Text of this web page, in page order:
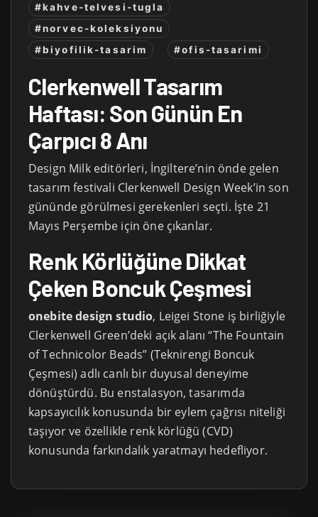
#kahve-telvesi-tugla
#norvec-koleksiyonu
#biyofilik-tasarim
#ofis-tasarimi
Clerkenwell Tasarım
Haftası: Son Günün En
Çarpıcı 8 Anı
Design Milk editörleri, İngiltere’nin önde gelen
tasarım festivali Clerkenwell Design Week’in son
gününde görülmesi gerekenleri seçti. İşte 21
Mayıs Perşembe için öne çıkanlar.
Renk Körlüğüne Dikkat
Çeken Boncuk Çeşmesi
onebite design studio, Leigei Stone iş birliğiyle
Clerkenwell Green’deki açık alanı “The Fountain
of Technicolor Beads” (Teknirengi Boncuk
Çeşmesi) adlı canlı bir duyusal deneyime
dönüştürdü. Bu enstalasyon, tasarımda
kapsayıcılık konusunda bir eylem çağrısı niteliği
taşıyor ve özellikle renk körlüğü (CVD)
konusunda farkındalık yaratmayı hedefliyor.